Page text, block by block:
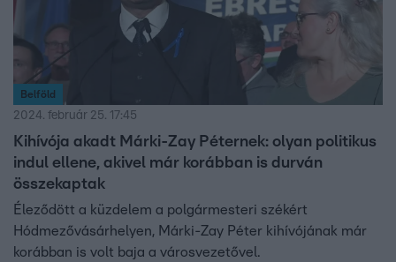
Belföld
2024. február 25. 17:45
Kihívója akadt Márki-Zay Péternek: olyan politikus
indul ellene, akivel már korábban is durván
összekaptak
Éleződött a küzdelem a polgármesteri székért
Hódmezővásárhelyen, Márki-Zay Péter kihívójának már
korábban is volt baja a városvezetővel.